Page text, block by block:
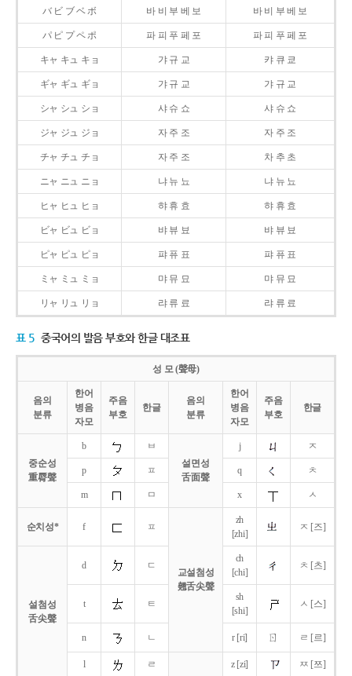
バ ビ ブ ベ ボ 바 비 부 베 보 바 비 부 베 보
パ ピ プ ペ ポ 파 피 푸 페 포 파 피 푸 페 포
キャ キュ キョ 갸 규 교 캬 큐 쿄
ギャ ギュ ギョ 갸 규 교 갸 규 교
シャ シュ ショ 샤 슈 쇼 샤 슈 쇼
ジャ ジュ ジョ 자 주 조 자 주 조
チャ チュ チョ 자 주 조 차 추 초
ニャ ニュ ニョ 냐 뉴 뇨 냐 뉴 뇨
ヒャ ヒュ ヒョ 햐 휴 효 햐 휴 효
ビャ ビュ ビョ 뱌 뷰 뵤 뱌 뷰 뵤
ピャ ピュ ピョ 퍄 퓨 표 퍄 퓨 표
ミャ ミュ ミョ 먀 뮤 묘 먀 뮤 묘
リャ リュ リョ 랴 류 료 랴 류 료
표 5 중국어의 발음 부호와 한글 대조표
성 모 (聲母)
음의
분류
한어
병음
자모
주음
부호
한글
음의
분류
한어
병음
자모
주음
부호
한글
중순성
重脣聲
b
ㅂ
설면성
舌面聲
j ㅈ
p ㅍ q ㅊ
m ㅁ x ㅅ
순치성* f ㅍ
교설첨성
翹舌尖聲
zh
[zhi]
ㅈ [즈]
설첨성
舌尖聲
d ㄷ
ch
[chi]
ㅊ [츠]
t ㅌ
sh
[shi]
ㅅ [스]
n ㄴ r [ri] ㄖ ㄹ [르]
l
ㄹ
z [zi] ㅉ [쯔]